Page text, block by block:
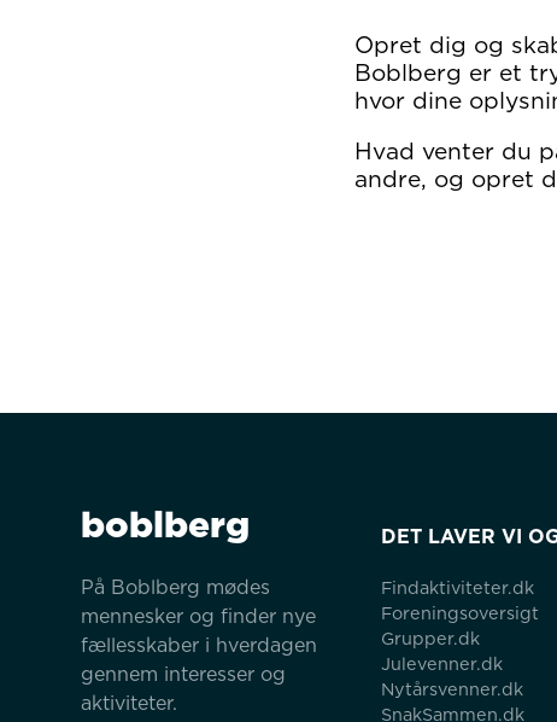
Opret dig og
Boblberg er et
hvor dine
Hvad venter du
andre, og opret
boblberg
På Boblberg mødes
mennesker og finder nye
fællesskaber i hverdagen
gennem interesser og
aktiviteter.
DET LAVER VI
Findaktiviteter.dk
Foreningsoversigt
Grupper.dk
Julevenner.dk
Nytårsvenner.dk
SnakSammen.dk